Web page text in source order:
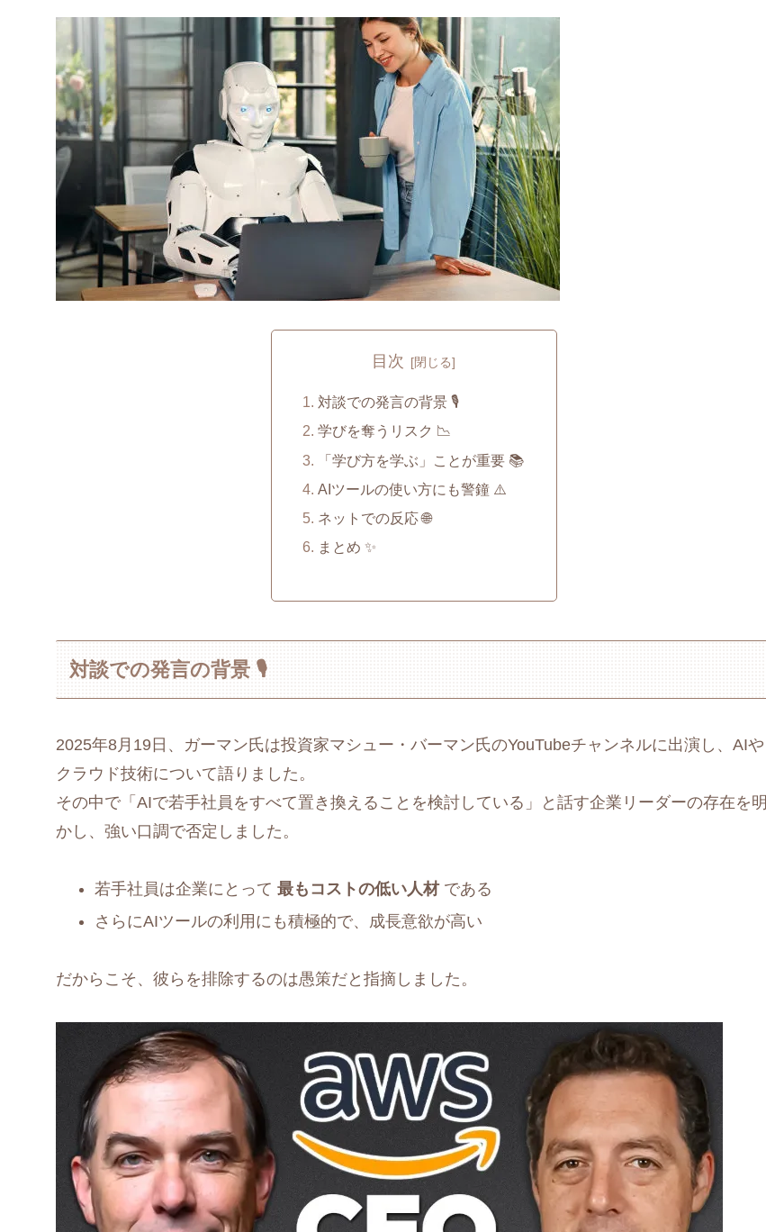
目次
対談での発言の背景 🎙️
学びを奪うリスク 📉
「学び方を学ぶ」ことが重要 📚
AIツールの使い方にも警鐘 ⚠️
ネットでの反応 🌐
まとめ ✨
対談での発言の背景 🎙️
2025年8月19日、ガーマン氏は投資家マシュー・バーマン氏のYouTubeチャンネルに出演し、AIや
クラウド技術について語りました。
その中で「AIで若手社員をすべて置き換えることを検討している」と話す企業リーダーの存在を明
かし、強い口調で否定しました。
若手社員は企業にとって最もコストの低い人材である
さらにAIツールの利用にも積極的で、成長意欲が高い
だからこそ、彼らを排除するのは愚策だと指摘しました。